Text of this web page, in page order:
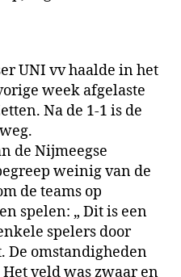
UNI vv haalde in het
week afgelaste
Na de 1-1 is de
de Nijmeegse
weinig van de
de teams op
spelen: „ Dit is een
spelers door
De omstandigheden
veld was zwaar en